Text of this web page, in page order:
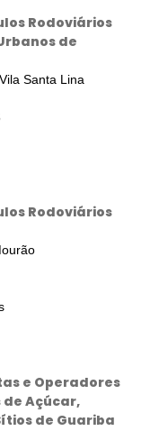
Rodoviários
de
Santa Lina
Rodoviários
e Operadores
Açúcar,
de Guariba